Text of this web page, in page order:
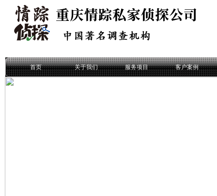
首页 关于我们 服务项目 客户案例